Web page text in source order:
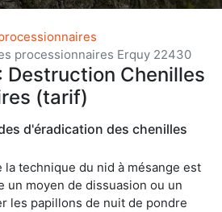
processionnaires Erquy 22430
Destruction Chenilles
(tarif)
d'éradication des chenilles
technique du nid à mésange est
un moyen de dissuasion ou un
les papillons de nuit de pondre